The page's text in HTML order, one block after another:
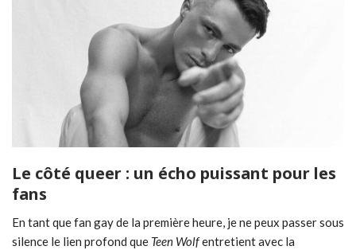
Le côté queer : un écho puissant pour les
fans
En tant que fan gay de la première heure, je ne peux passer sous
silence le lien profond que Teen Wolfentretient avec la